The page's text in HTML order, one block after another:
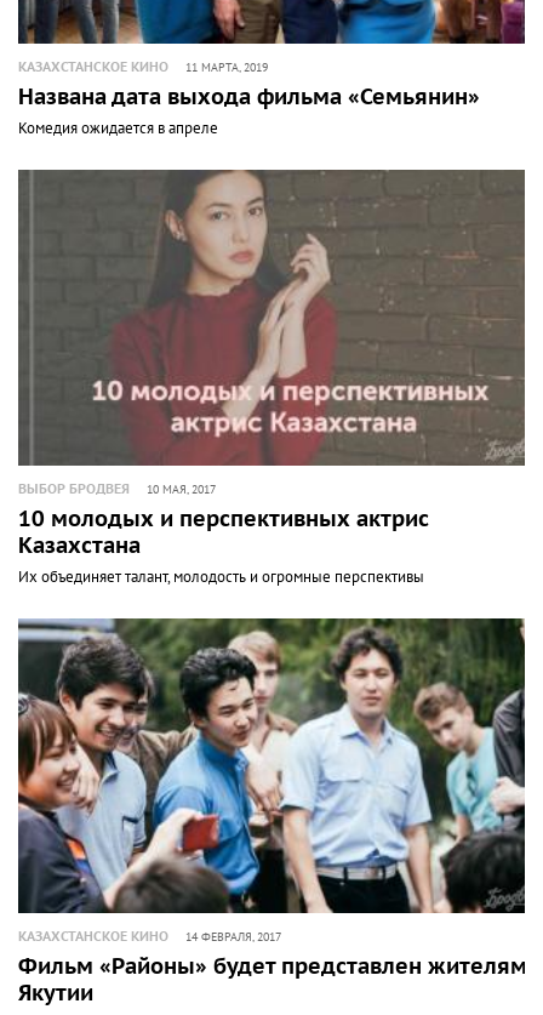
КАЗАХСТАНСКОЕ КИНО 11 МАРТА, 2019
Названа дата выхода фильма «Семьянин»
Комедия ожидается в апреле
ВЫБОР БРОДВЕЯ 10 МАЯ, 2017
10 молодых и перспективных актрис
Казахстана
Их объединяет талант, молодость и огромные перспективы
КАЗАХСТАНСКОЕ КИНО 14 ФЕВРАЛЯ, 2017
Фильм «Районы» будет представлен жителям
Якутии